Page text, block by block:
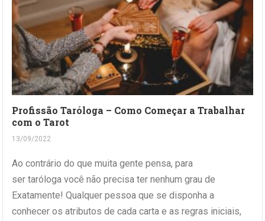
Profissão Taróloga – Como Começar a Trabalhar
com o Tarot
13/09/2022
Ao contrário do que muita gente pensa, para
ser taróloga você não precisa ter nenhum grau de
Exatamente! Qualquer pessoa que se disponha a
conhecer os atributos de cada carta e as regras iniciais,